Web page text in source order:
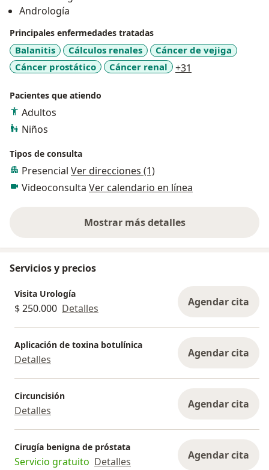
Andrología
Principales enfermedades tratadas
Balanitis Cálculos renales
Cáncer de vejiga
Cáncer prostático
Cáncer renal +31
Pacientes que atiendo
Adultos
Niños
Tipos de consulta
Presencial Ver direcciones (1)
Videoconsulta Ver calendario en línea
Mostrar más detalles
sobre la experiencia
Servicios y precios
Visita Urología
$ 250.000 Detalles Agendar cita
Aplicación de toxina botulínica
Detalles Agendar cita
Circuncisión
Detalles Agendar cita
Cirugía benigna de próstata
Servicio gratuito Detalles Agendar cita